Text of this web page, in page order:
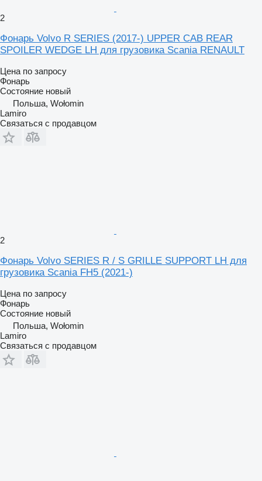
2
Фонарь Volvo R SERIES (2017-) UPPER CAB REAR
SPOILER WEDGE LH для грузовика Scania RENAULT
Цена по запросу
Фонарь
Состояние новый
Польша, Wołomin
Lamiro
Связаться с продавцом
2
Фонарь Volvo SERIES R / S GRILLE SUPPORT LH для
грузовика Scania FH5 (2021-)
Цена по запросу
Фонарь
Состояние новый
Польша, Wołomin
Lamiro
Связаться с продавцом